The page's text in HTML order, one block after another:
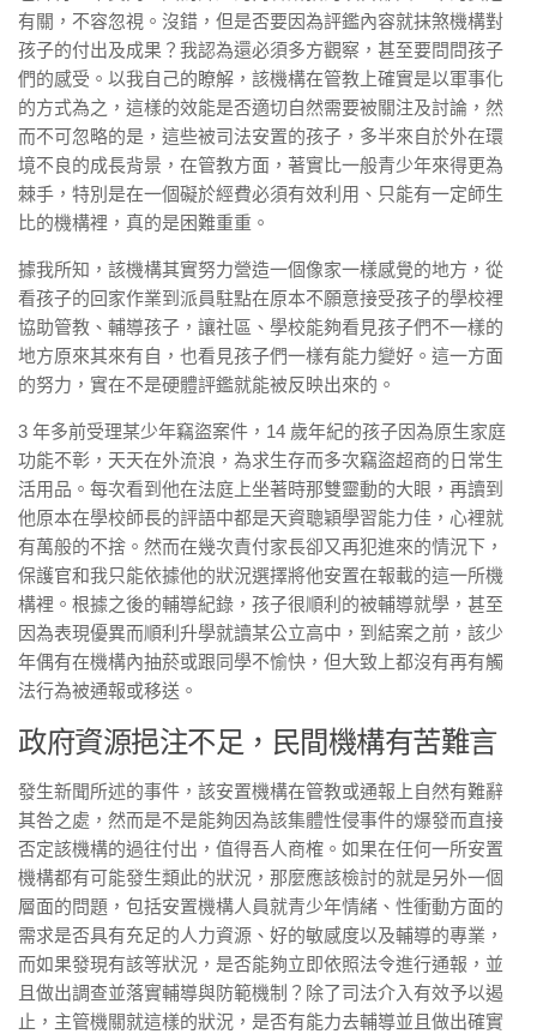
有關，不容忽視。沒錯，但是否要因為評鑑內容就抹煞機構對
孩子的付出及成果？我認為還必須多方觀察，甚至要問問孩子
們的感受。以我自己的瞭解，該機構在管教上確實是以軍事化
的方式為之，這樣的效能是否適切自然需要被關注及討論，然
而不可忽略的是，這些被司法安置的孩子，多半來自於外在環
境不良的成長背景，在管教方面，著實比一般青少年來得更為
棘手，特別是在一個礙於經費必須有效利用、只能有一定師生
比的機構裡，真的是困難重重。
據我所知，該機構其實努力營造一個像家一樣感覺的地方，從
看孩子的回家作業到派員駐點在原本不願意接受孩子的學校裡
協助管教、輔導孩子，讓社區、學校能夠看見孩子們不一樣的
地方原來其來有自，也看見孩子們一樣有能力變好。這一方面
的努力，實在不是硬體評鑑就能被反映出來的。
3 年多前受理某少年竊盜案件，14 歲年紀的孩子因為原生家庭
功能不彰，天天在外流浪，為求生存而多次竊盜超商的日常生
活用品。每次看到他在法庭上坐著時那雙靈動的大眼，再讀到
他原本在學校師長的評語中都是天資聰穎學習能力佳，心裡就
有萬般的不捨。然而在幾次責付家長卻又再犯進來的情況下，
保護官和我只能依據他的狀況選擇將他安置在報載的這一所機
構裡。根據之後的輔導紀錄，孩子很順利的被輔導就學，甚至
因為表現優異而順利升學就讀某公立高中，到結案之前，該少
年偶有在機構內抽菸或跟同學不愉快，但大致上都沒有再有觸
法行為被通報或移送。
政府資源挹注不足，民間機構有苦難言
發生新聞所述的事件，該安置機構在管教或通報上自然有難辭
其咎之處，然而是不是能夠因為該集體性侵事件的爆發而直接
否定該機構的過往付出，值得吾人商榷。如果在任何一所安置
機構都有可能發生類此的狀況，那麼應該檢討的就是另外一個
層面的問題，包括安置機構人員就青少年情緒、性衝動方面的
需求是否具有充足的人力資源、好的敏感度以及輔導的專業，
而如果發現有該等狀況，是否能夠立即依照法令進行通報，並
且做出調查並落實輔導與防範機制？除了司法介入有效予以遏
止，主管機關就這樣的狀況，是否有能力去輔導並且做出確實